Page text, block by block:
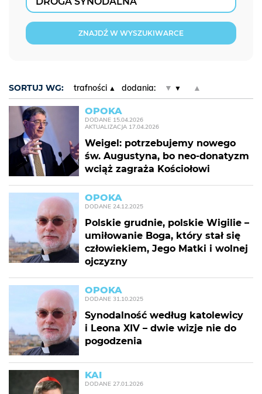
ZNAJDŹ W WYSZUKIWARCE
SORTUJ WG: trafności dodania: ▼ ▲
OPOKA
DODANE 15.04.2026
AKTUALIZACJA 17.04.2026
Weigel: potrzebujemy nowego
św. Augustyna, bo neo-donatyzm
wciąż zagraża Kościołowi
OPOKA
DODANE 24.12.2025
Polskie grudnie, polskie Wigilie –
umiłowanie Boga, który stał się
człowiekiem, Jego Matki i wolnej
ojczyzny
OPOKA
DODANE 31.10.2025
Synodalność według katolewicy
i Leona XIV – dwie wizje nie do
pogodzenia
KAI
DODANE 27.01.2026